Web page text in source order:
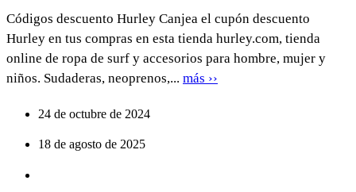
Códigos descuento Hurley Canjea el cupón descuento
Hurley en tus compras en esta tienda hurley.com, tienda
online de ropa de surf y accesorios para hombre, mujer y
niños. Sudaderas, neoprenos,... más ››
24 de octubre de 2024
18 de agosto de 2025